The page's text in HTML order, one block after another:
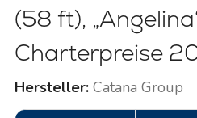
(58 ft),
Charterpreise
Hersteller:Catana Group